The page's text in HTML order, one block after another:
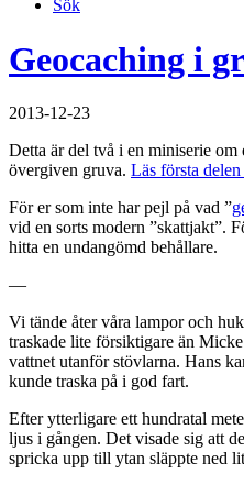
Sök
Geocaching i
2013-12-23
Detta är del två i en miniserie
övergiven gruva. Läs första delen
För er som inte har pejl på vad ”
vid en sorts modern ”skattjakt”.
hitta en undangömd behållare.
—
Vi tände åter våra lampor och
traskade lite försiktigare än
vattnet utanför stövlarna. Hans
kunde traska på i god fart.
Efter ytterligare ett hundratal
ljus i gången. Det visade sig att
spricka upp till ytan släppte ned